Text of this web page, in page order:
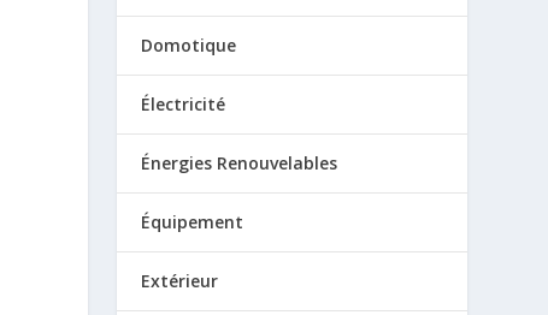
Domotique
Électricité
Énergies Renouvelables
Équipement
Extérieur